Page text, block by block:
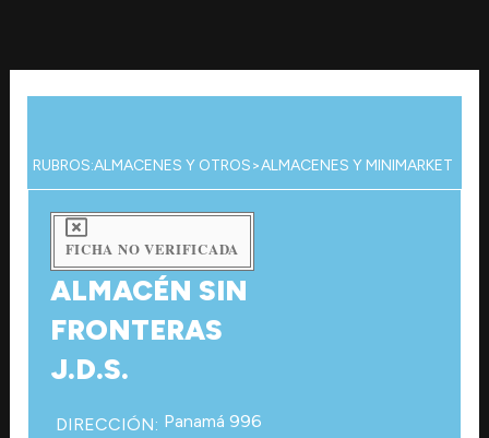
contenido
RUBROS:ALMACENES Y OTROS>ALMACENES Y MINIMARKET
FICHA NO VERIFICADA
ALMACÉN SIN
FRONTERAS
J.D.S.
DIRECCIÓN: Panamá 996